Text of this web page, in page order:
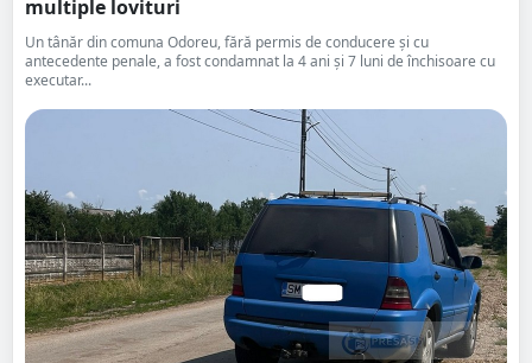
multiple lovituri
Un tânăr din comuna Odoreu, fără permis de conducere și cu
antecedente penale, a fost condamnat la 4 ani și 7 luni de închisoare cu
executar...